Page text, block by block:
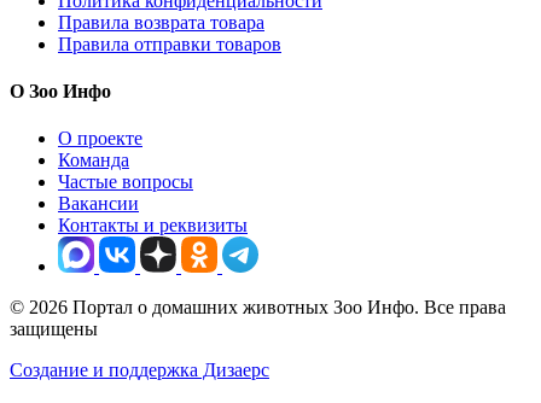
Правила возврата товара
Правила отправки товаров
О Зоо Инфо
О проекте
Команда
Частые вопросы
Вакансии
Контакты и реквизиты
© 2026 Портал о домашних животных Зоо Инфо. Все права
защищены
Создание и поддержка Дизаерс